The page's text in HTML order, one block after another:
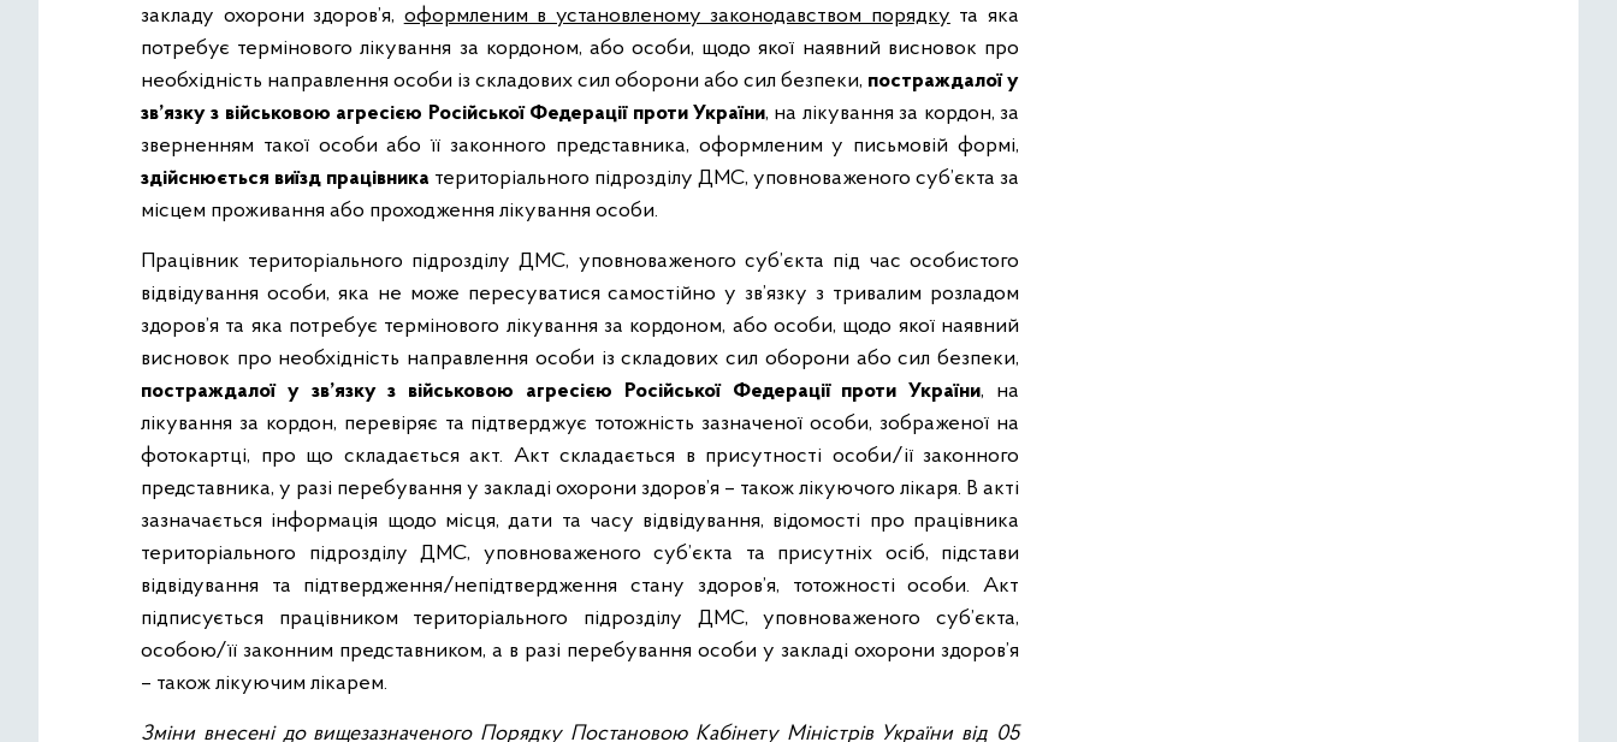
закладу охорони здоров’я, оформленим в установленому законодавством порядку та яка
потребує термінового лікування за кордоном, або особи, щодо якої наявний висновок про
необхідність направлення особи із складових сил оборони або сил безпеки, постраждалої у
зв’язку з військовою агресією Російської Федерації проти України, на лікування за кордон, за
зверненням такої особи або її законного представника, оформленим у письмовій формі,
здійснюється виїзд працівника територіального підрозділу ДМС, уповноваженого суб’єкта за
місцем проживання або проходження лікування особи.
Працівник територіального підрозділу ДМС, уповноваженого суб’єкта під час особистого
відвідування особи, яка не може пересуватися самостійно у зв’язку з тривалим розладом
здоров’я та яка потребує термінового лікування за кордоном, або особи, щодо якої наявний
висновок про необхідність направлення особи із складових сил оборони або сил безпеки,
постраждалої у зв’язку з військовою агресією Російської Федерації проти України, на
лікування за кордон, перевіряє та підтверджує тотожність зазначеної особи, зображеної на
фотокартці, про що складається акт. Акт складається в присутності особи/ії законного
представника, у разі перебування у закладі охорони здоров’я – також лікуючого лікаря. В акті
зазначається інформація щодо місця, дати та часу відвідування, відомості про працівника
територіального підрозділу ДМС, уповноваженого суб’єкта та присутніх осіб, підстави
відвідування та підтвердження/непідтвердження стану здоров’я, тотожності особи. Акт
підписується працівником територіального підрозділу ДМС, уповноваженого суб’єкта,
особою/її законним представником, а в разі перебування особи у закладі охорони здоров’я
– також лікуючим лікарем.
Зміни внесені до вищезазначеного Порядку Постановою Кабінету Міністрів Українивід 05